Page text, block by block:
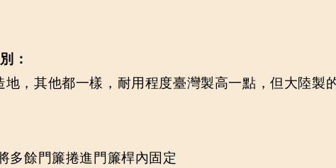
：
，其他都一樣，耐用程度臺灣製高一點，但大陸製
餘門簾捲進門簾桿內固定